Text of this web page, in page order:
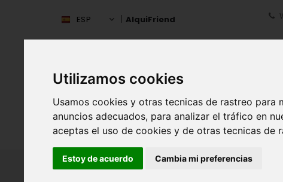
Utilizamos cookies
Usamos cookies y otras tecnicas de rastreo
anuncios adecuados, para analizar el tráfico en
aceptas el uso de cookies y de otras tecnicas de
Estoy de acuerdo Cambia mi preferencias
ESP AlquiFriend
ESPAÑA INICIO